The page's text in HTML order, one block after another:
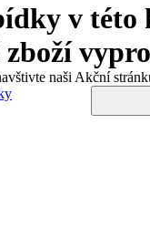
v
naši Akční